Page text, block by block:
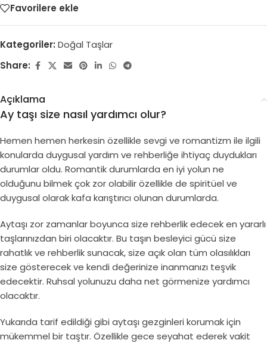
Favorilere ekle
Kategoriler: Doğal Taşlar
Share:
Açıklama
Ay taşı size nasıl yardımcı olur?
Hemen hemen herkesin özellikle sevgi ve romantizm ile ilgili
konularda duygusal yardım ve rehberliğe ihtiyaç duydukları
durumlar oldu. Romantik durumlarda en iyi yolun ne
olduğunu bilmek çok zor olabilir özellikle de spiritüel ve
duygusal olarak kafa karıştırıcı olunan durumlarda.
Aytaşı zor zamanlar boyunca size rehberlik edecek en yararlı
taşlarınızdan biri olacaktır. Bu taşın besleyici gücü size
rahatlık ve rehberlik sunacak, size açık olan tüm olasılıkları
size gösterecek ve kendi değerinize inanmanızı teşvik
edecektir. Ruhsal yolunuzu daha net görmenize yardımcı
olacaktır.
Yukarıda tarif edildiği gibi aytaşı gezginleri korumak için
mükemmel bir taştır. Özellikle gece seyahat ederek vakit